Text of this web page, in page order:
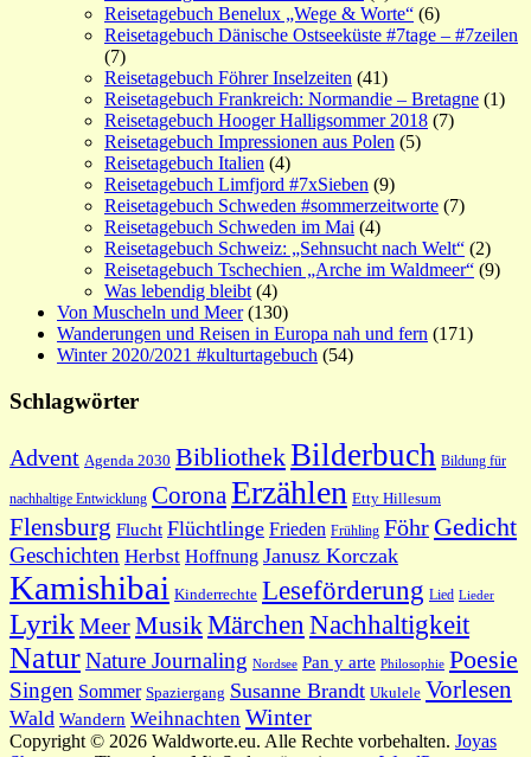
Reisetagebuch Benelux „Wege & Worte“ (6)
Reisetagebuch Dänische Ostseeküste #7tage – #7zeilen
(7)
Reisetagebuch Föhrer Inselzeiten (41)
Reisetagebuch Frankreich: Normandie – Bretagne (1)
Reisetagebuch Hooger Halligsommer 2018 (7)
Reisetagebuch Impressionen aus Polen (5)
Reisetagebuch Italien (4)
Reisetagebuch Limfjord #7xSieben (9)
Reisetagebuch Schweden #sommerzeitworte (7)
Reisetagebuch Schweden im Mai (4)
Reisetagebuch Schweiz: „Sehnsucht nach Welt“ (2)
Reisetagebuch Tschechien „Arche im Waldmeer“ (9)
Was lebendig bleibt (4)
Von Muscheln und Meer(130)
Wanderungen und Reisen in Europa nah und fern (171)
Winter 2020/2021 #kulturtagebuch (54)
Schlagwörter
Advent Agenda 2030 BibliothekBilderbuch Bildung für
nachhaltige Entwicklung Corona Erzählen Etty Hillesum
Flensburg Flucht Flüchtlinge Frieden Frühling Föhr Gedicht
Geschichten Herbst Hoffnung Janusz Korczak
Kamishibai Kinderrechte Leseförderung Lied Lieder
Lyrik MeerMusikMärchen Nachhaltigkeit
NaturNature Journaling Nordsee Pan y arte Philosophie Poesie
Singen Sommer Spaziergang Susanne Brandt Ukulele Vorlesen
Wald Wandern Weihnachten Winter
Copyright © 2026 Waldworte.eu. Alle Rechte vorbehalten. Joyas